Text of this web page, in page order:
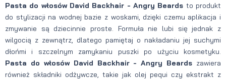
Pasta do włosów David Backhair - Angry Beards to produkt
do stylizacji na wodnej bazie z woskami, dzięki czemu aplikacja i
zmywanie są dziecinnie proste. Formuła nie lubi się jednak z
wilgocią z zewnątrz, dlatego pamiętaj o nakładaniu jej suchymi
dłońmi i szczelnym zamykaniu puszki po użyciu kosmetyku.
Pasta do włosów David Backhair - Angry Beards zawiera
również składniki odżywcze, takie jak olej pequi czy ekstrakt z